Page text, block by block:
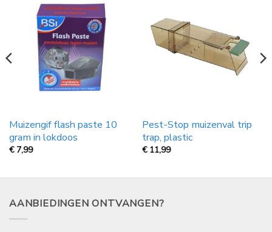
Muizengif flash paste 10
gram in lokdoos
€ 7,99
Pest-Stop muizenval trip
trap, plastic
€ 11,99
AANBIEDINGEN ONTVANGEN?